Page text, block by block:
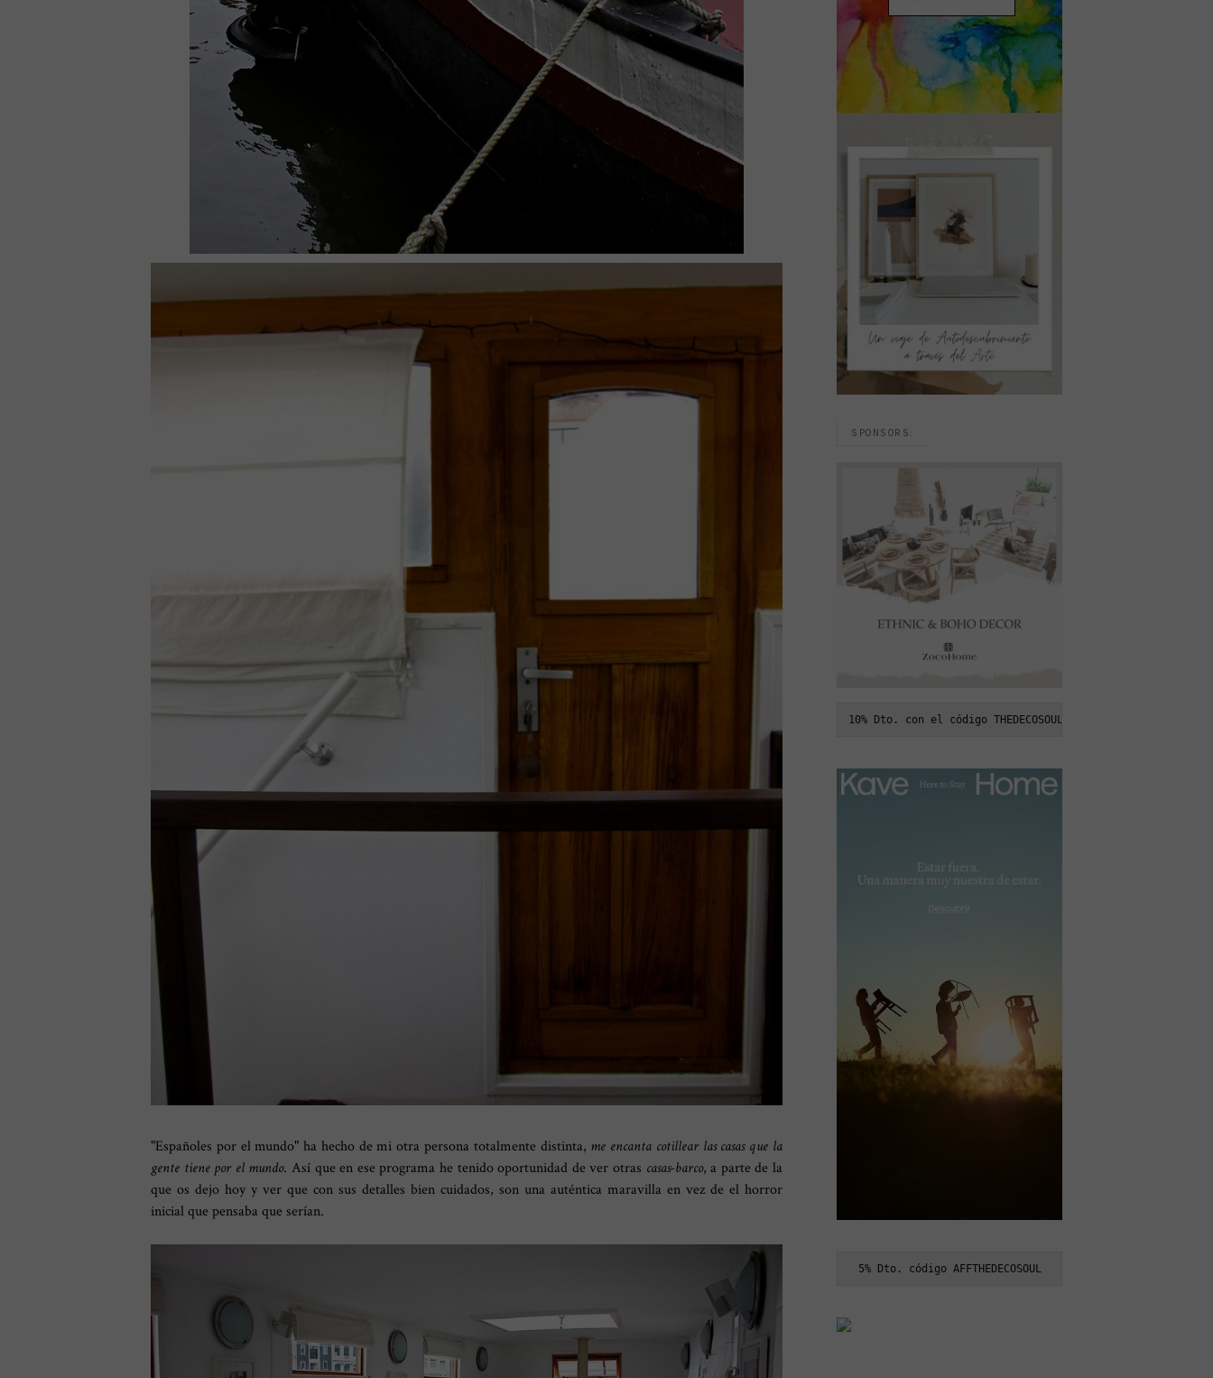
"Españoles por el mundo" ha hecho de mi otra persona totalmente distinta, me encanta cotillear las casas que la
gente tiene por el mundo. Así que en ese programa he tenido oportunidad de ver otras casas-barco, a parte de la
que os dejo hoy y ver que con sus detalles bien cuidados, son una auténtica maravilla en vez de el horror
inicial que pensaba que serían.
SPONSORS:
10% Dto. con el código THEDECOSOUL
5% Dto. código AFFTHEDECOSOUL